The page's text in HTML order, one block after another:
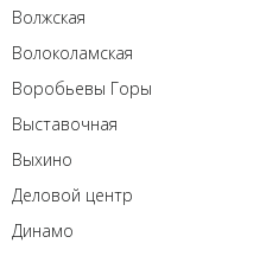
Волжская
Волоколамская
Воробьевы Горы
Выставочная
Выхино
Деловой центр
Динамо